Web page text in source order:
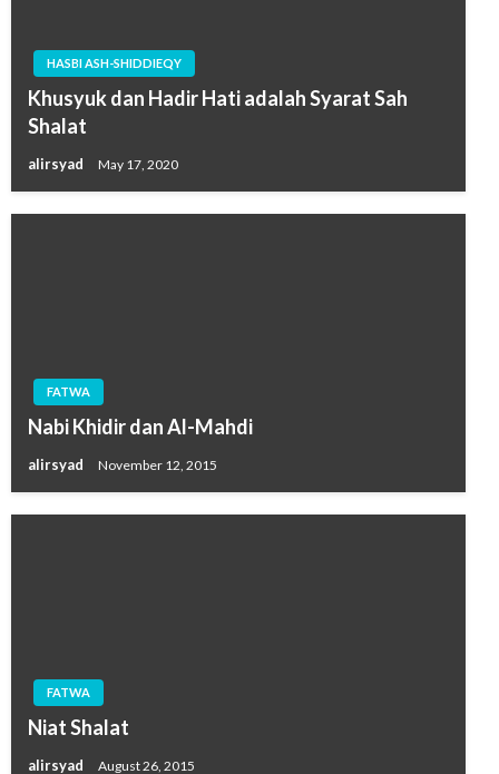
HASBI ASH-SHIDDIEQY
Khusyuk dan Hadir Hati adalah Syarat Sah
Shalat
alirsyad May 17, 2020
FATWA
Nabi Khidir dan Al-Mahdi
alirsyad November 12, 2015
FATWA
Niat Shalat
alirsyad August 26, 2015